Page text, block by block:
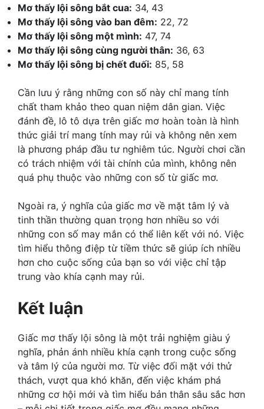
Mơ thấy lội sông bắt cua: 34, 43
Mơ thấy lội sông vào ban đêm: 22, 72
Mơ thấy lội sông một mình: 47, 74
Mơ thấy lội sông cùng người thân: 36, 63
Mơ thấy lội sông bị chết đuối: 85, 58
Cần lưu ý rằng những con số này chỉ mang tính
chất tham khảo theo quan niệm dân gian. Việc
đánh đề, lô tô dựa trên giấc mơ hoàn toàn là hình
thức giải trí mang tính may rủi và không nên xem
là phương pháp đầu tư nghiêm túc. Người chơi cần
có trách nhiệm với tài chính của mình, không nên
quá phụ thuộc vào những con số từ giấc mơ.
Ngoài ra, ý nghĩa của giấc mơ về mặt tâm lý và
tinh thần thường quan trọng hơn nhiều so với
những con số may mắn có thể liên kết với nó. Việc
tìm hiểu thông điệp từ tiềm thức sẽ giúp ích nhiều
hơn cho cuộc sống của bạn so với việc chỉ tập
trung vào khía cạnh may rủi.
Kết luận
Giấc mơ thấy lội sông là một trải nghiệm giàu ý
nghĩa, phản ánh nhiều khía cạnh trong cuộc sống
và tâm lý của người mơ. Từ việc đối mặt với thử
thách, vượt qua khó khăn, đến việc khám phá
những cơ hội mới và tìm hiểu bản thân sâu sắc hơn